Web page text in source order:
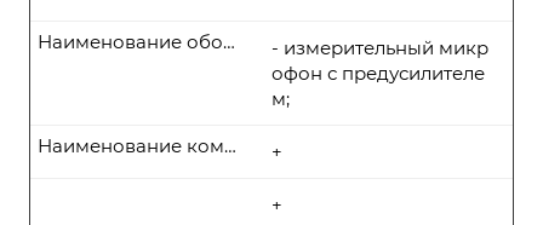
- измерительный микр
офон с предусилителе
м;
Наименование оборудования
+
Наименование комплекта поставки
+